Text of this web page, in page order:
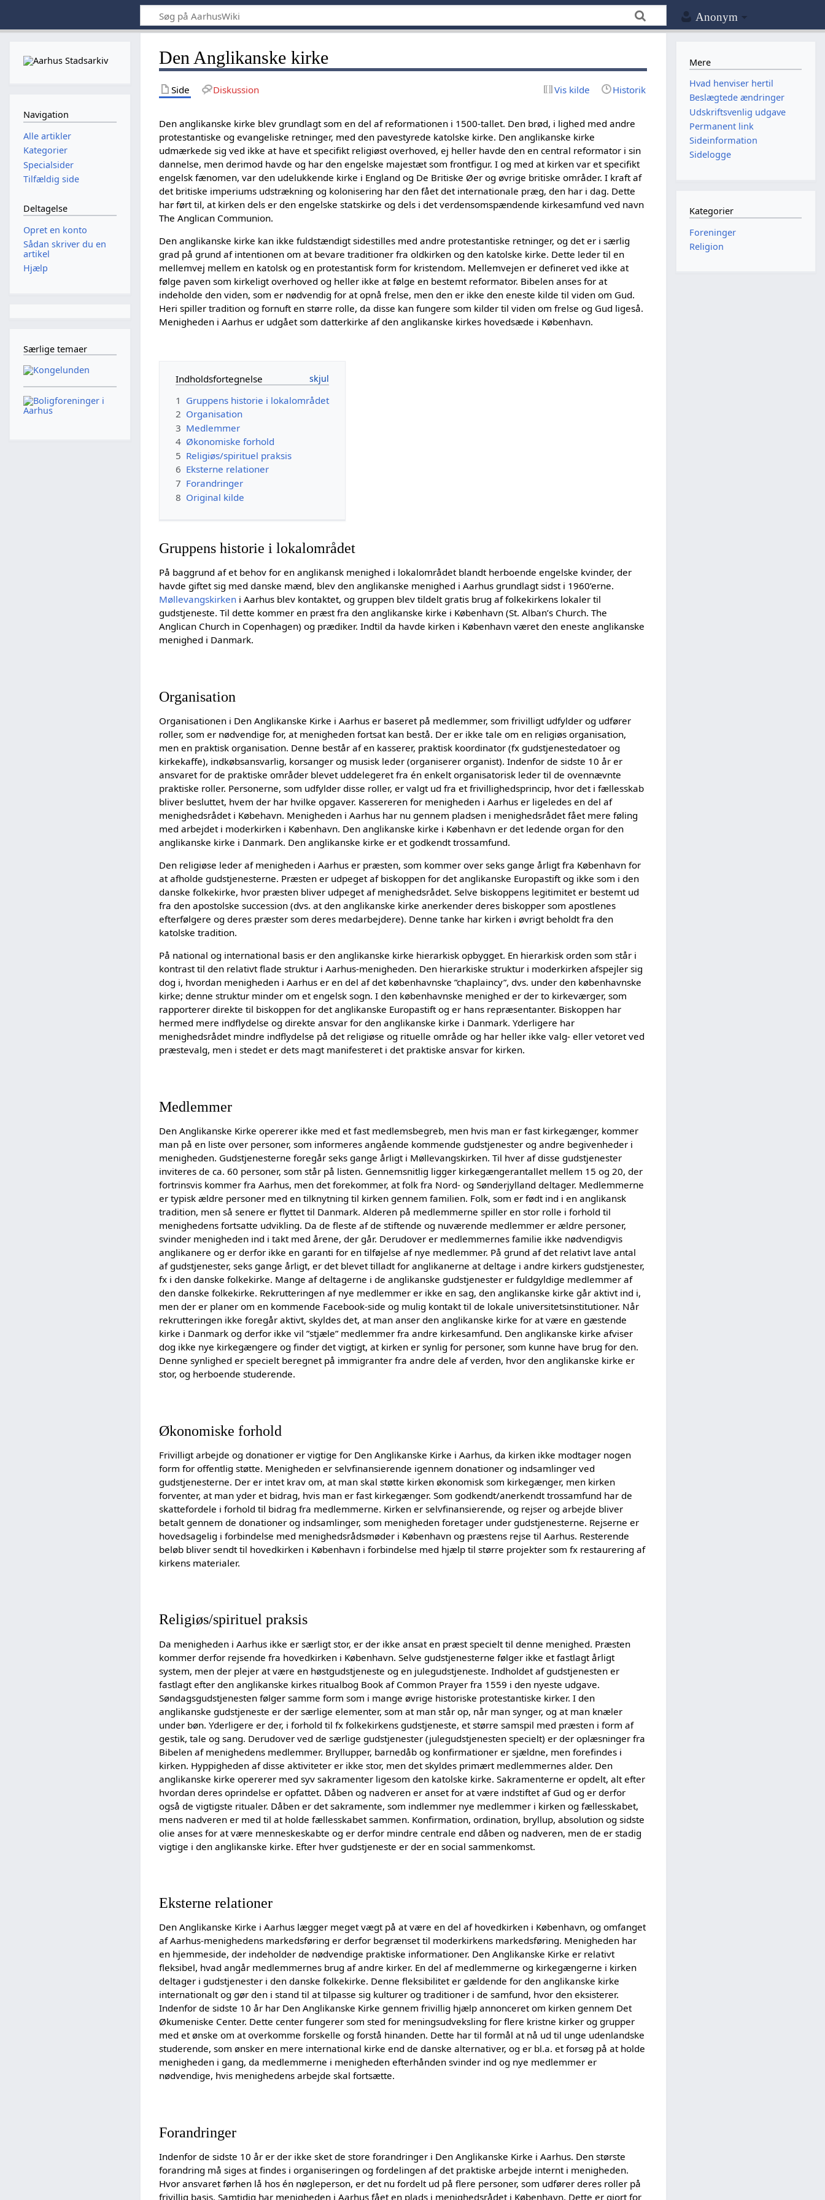
Anonym
Den Anglikanske kirke
Side Diskussion Vis kilde Historik
Den anglikanske kirke blev grundlagt som en del af reformationen i 1500-tallet. Den brød, i lighed med andre
protestantiske og evangeliske retninger, med den pavestyrede katolske kirke. Den anglikanske kirke
udmærkede sig ved ikke at have et specifikt religiøst overhoved, ej heller havde den en central reformator i sin
dannelse, men derimod havde og har den engelske majestæt som frontfigur. I og med at kirken var et specifikt
engelsk fænomen, var den udelukkende kirke i England og De Britiske Øer og øvrige britiske områder. I kraft af
det britiske imperiums udstrækning og kolonisering har den fået det internationale præg, den har i dag. Dette
har ført til, at kirken dels er den engelske statskirke og dels i det verdensomspændende kirkesamfund ved navn
The Anglican Communion.
Den anglikanske kirke kan ikke fuldstændigt sidestilles med andre protestantiske retninger, og det er i særlig
grad på grund af intentionen om at bevare traditioner fra oldkirken og den katolske kirke. Dette leder til en
mellemvej mellem en katolsk og en protestantisk form for kristendom. Mellemvejen er defineret ved ikke at
følge paven som kirkeligt overhoved og heller ikke at følge en bestemt reformator. Bibelen anses for at
indeholde den viden, som er nødvendig for at opnå frelse, men den er ikke den eneste kilde til viden om Gud.
Heri spiller tradition og fornuft en større rolle, da disse kan fungere som kilder til viden om frelse og Gud ligeså.
Menigheden i Aarhus er udgået som datterkirke af den anglikanske kirkes hovedsæde i København.
Indholdsfortegnelse
1 Gruppens historie i lokalområdet
2 Organisation
3 Medlemmer
4 Økonomiske forhold
5 Religiøs/spirituel praksis
6 Eksterne relationer
7 Forandringer
8 Original kilde
Gruppens historie i lokalområdet
På baggrund af et behov for en anglikansk menighed i lokalområdet blandt herboende engelske kvinder, der
havde giftet sig med danske mænd, blev den anglikanske menighed i Aarhus grundlagt sidst i 1960’erne.
Møllevangskirken i Aarhus blev kontaktet, og gruppen blev tildelt gratis brug af folkekirkens lokaler til
gudstjeneste. Til dette kommer en præst fra den anglikanske kirke i København (St. Alban’s Church. The
Anglican Church in Copenhagen) og prædiker. Indtil da havde kirken i København været den eneste anglikanske
menighed i Danmark.
Organisation
Organisationen i Den Anglikanske Kirke i Aarhus er baseret på medlemmer, som frivilligt udfylder og udfører
roller, som er nødvendige for, at menigheden fortsat kan bestå. Der er ikke tale om en religiøs organisation,
men en praktisk organisation. Denne består af en kasserer, praktisk koordinator (fx gudstjenestedatoer og
kirkekaffe), indkøbsansvarlig, korsanger og musisk leder (organiserer organist). Indenfor de sidste 10 år er
ansvaret for de praktiske områder blevet uddelegeret fra én enkelt organisatorisk leder til de ovennævnte
praktiske roller. Personerne, som udfylder disse roller, er valgt ud fra et frivillighedsprincip, hvor det i fællesskab
bliver besluttet, hvem der har hvilke opgaver. Kassereren for menigheden i Aarhus er ligeledes en del af
menighedsrådet i Købehavn. Menigheden i Aarhus har nu gennem pladsen i menighedsrådet fået mere føling
med arbejdet i moderkirken i København. Den anglikanske kirke i København er det ledende organ for den
anglikanske kirke i Danmark. Den anglikanske kirke er et godkendt trossamfund.
Den religiøse leder af menigheden i Aarhus er præsten, som kommer over seks gange årligt fra København for
at afholde gudstjenesterne. Præsten er udpeget af biskoppen for det anglikanske Europastift og ikke som i den
danske folkekirke, hvor præsten bliver udpeget af menighedsrådet. Selve biskoppens legitimitet er bestemt ud
fra den apostolske succession (dvs. at den anglikanske kirke anerkender deres biskopper som apostlenes
efterfølgere og deres præster som deres medarbejdere). Denne tanke har kirken i øvrigt beholdt fra den
katolske tradition.
På national og international basis er den anglikanske kirke hierarkisk opbygget. En hierarkisk orden som står i
kontrast til den relativt flade struktur i Aarhus-menigheden. Den hierarkiske struktur i moderkirken afspejler sig
dog i, hvordan menigheden i Aarhus er en del af det københavnske ”chaplaincy”, dvs. under den københavnske
kirke; denne struktur minder om et engelsk sogn. I den københavnske menighed er der to kirkeværger, som
rapporterer direkte til biskoppen for det anglikanske Europastift og er hans repræsentanter. Biskoppen har
hermed mere indflydelse og direkte ansvar for den anglikanske kirke i Danmark. Yderligere har
menighedsrådet mindre indflydelse på det religiøse og rituelle område og har heller ikke valg- eller vetoret ved
præstevalg, men i stedet er dets magt manifesteret i det praktiske ansvar for kirken.
Medlemmer
Den Anglikanske Kirke opererer ikke med et fast medlemsbegreb, men hvis man er fast kirkegænger, kommer
man på en liste over personer, som informeres angående kommende gudstjenester og andre begivenheder i
menigheden. Gudstjenesterne foregår seks gange årligt i Møllevangskirken. Til hver af disse gudstjenester
inviteres de ca. 60 personer, som står på listen. Gennemsnitlig ligger kirkegængerantallet mellem 15 og 20, der
fortrinsvis kommer fra Aarhus, men det forekommer, at folk fra Nord- og Sønderjylland deltager. Medlemmerne
er typisk ældre personer med en tilknytning til kirken gennem familien. Folk, som er født ind i en anglikansk
tradition, men så senere er flyttet til Danmark. Alderen på medlemmerne spiller en stor rolle i forhold til
menighedens fortsatte udvikling. Da de fleste af de stiftende og nuværende medlemmer er ældre personer,
svinder menigheden ind i takt med årene, der går. Derudover er medlemmernes familie ikke nødvendigvis
anglikanere og er derfor ikke en garanti for en tilføjelse af nye medlemmer. På grund af det relativt lave antal
af gudstjenester, seks gange årligt, er det blevet tilladt for anglikanerne at deltage i andre kirkers gudstjenester,
fx i den danske folkekirke. Mange af deltagerne i de anglikanske gudstjenester er fuldgyldige medlemmer af
den danske folkekirke. Rekrutteringen af nye medlemmer er ikke en sag, den anglikanske kirke går aktivt ind i,
men der er planer om en kommende Facebook-side og mulig kontakt til de lokale universitetsinstitutioner. Når
rekrutteringen ikke foregår aktivt, skyldes det, at man anser den anglikanske kirke for at være en gæstende
kirke i Danmark og derfor ikke vil ”stjæle” medlemmer fra andre kirkesamfund. Den anglikanske kirke afviser
dog ikke nye kirkegængere og finder det vigtigt, at kirken er synlig for personer, som kunne have brug for den.
Denne synlighed er specielt beregnet på immigranter fra andre dele af verden, hvor den anglikanske kirke er
stor, og herboende studerende.
Økonomiske forhold
Frivilligt arbejde og donationer er vigtige for Den Anglikanske Kirke i Aarhus, da kirken ikke modtager nogen
form for offentlig støtte. Menigheden er selvfinansierende igennem donationer og indsamlinger ved
gudstjenesterne. Der er intet krav om, at man skal støtte kirken økonomisk som kirkegænger, men kirken
forventer, at man yder et bidrag, hvis man er fast kirkegænger. Som godkendt/anerkendt trossamfund har de
skattefordele i forhold til bidrag fra medlemmerne. Kirken er selvfinansierende, og rejser og arbejde bliver
betalt gennem de donationer og indsamlinger, som menigheden foretager under gudstjenesterne. Rejserne er
hovedsagelig i forbindelse med menighedsrådsmøder i København og præstens rejse til Aarhus. Resterende
beløb bliver sendt til hovedkirken i København i forbindelse med hjælp til større projekter som fx restaurering af
kirkens materialer.
Religiøs/spirituel praksis
Da menigheden i Aarhus ikke er særligt stor, er der ikke ansat en præst specielt til denne menighed. Præsten
kommer derfor rejsende fra hovedkirken i København. Selve gudstjenesterne følger ikke et fastlagt årligt
system, men der plejer at være en høstgudstjeneste og en julegudstjeneste. Indholdet af gudstjenesten er
fastlagt efter den anglikanske kirkes ritualbog Book af Common Prayer fra 1559 i den nyeste udgave.
Søndagsgudstjenesten følger samme form som i mange øvrige historiske protestantiske kirker. I den
anglikanske gudstjeneste er der særlige elementer, som at man står op, når man synger, og at man knæler
under bøn. Yderligere er der, i forhold til fx folkekirkens gudstjeneste, et større samspil med præsten i form af
gestik, tale og sang. Derudover ved de særlige gudstjenester (julegudstjenesten specielt) er der oplæsninger fra
Bibelen af menighedens medlemmer. Bryllupper, barnedåb og konfirmationer er sjældne, men forefindes i
kirken. Hyppigheden af disse aktiviteter er ikke stor, men det skyldes primært medlemmernes alder. Den
anglikanske kirke opererer med syv sakramenter ligesom den katolske kirke. Sakramenterne er opdelt, alt efter
hvordan deres oprindelse er opfattet. Dåben og nadveren er anset for at være indstiftet af Gud og er derfor
også de vigtigste ritualer. Dåben er det sakramente, som indlemmer nye medlemmer i kirken og fællesskabet,
mens nadveren er med til at holde fællesskabet sammen. Konfirmation, ordination, bryllup, absolution og sidste
olie anses for at være menneskeskabte og er derfor mindre centrale end dåben og nadveren, men de er stadig
vigtige i den anglikanske kirke. Efter hver gudstjeneste er der en social sammenkomst.
Eksterne relationer
Den Anglikanske Kirke i Aarhus lægger meget vægt på at være en del af hovedkirken i København, og omfanget
af Aarhus-menighedens markedsføring er derfor begrænset til moderkirkens markedsføring. Menigheden har
en hjemmeside, der indeholder de nødvendige praktiske informationer. Den Anglikanske Kirke er relativt
fleksibel, hvad angår medlemmernes brug af andre kirker. En del af medlemmerne og kirkegængerne i kirken
deltager i gudstjenester i den danske folkekirke. Denne fleksibilitet er gældende for den anglikanske kirke
internationalt og gør den i stand til at tilpasse sig kulturer og traditioner i de samfund, hvor den eksisterer.
Indenfor de sidste 10 år har Den Anglikanske Kirke gennem frivillig hjælp annonceret om kirken gennem Det
Økumeniske Center. Dette center fungerer som sted for meningsudveksling for flere kristne kirker og grupper
med et ønske om at overkomme forskelle og forstå hinanden. Dette har til formål at nå ud til unge udenlandske
studerende, som ønsker en mere international kirke end de danske alternativer, og er bl.a. et forsøg på at holde
menigheden i gang, da medlemmerne i menigheden efterhånden svinder ind og nye medlemmer er
nødvendige, hvis menighedens arbejde skal fortsætte.
Forandringer
Indenfor de sidste 10 år er der ikke sket de store forandringer i Den Anglikanske Kirke i Aarhus. Den største
forandring må siges at findes i organiseringen og fordelingen af det praktiske arbejde internt i menigheden.
Hvor ansvaret førhen lå hos én nøgleperson, er det nu fordelt ud på flere personer, som udfører deres roller på
frivillig basis. Samtidig har menigheden i Aarhus fået en plads i menighedsrådet i København. Dette er gjort for
Navigation
Alle artikler
Kategorier
Specialsider
Tilfældig side
Deltagelse
Opret en konto
Sådan skriver du en
artikel
Hjælp
Særlige temaer
Mere
Hvad henviser hertil
Beslægtede ændringer
Udskriftsvenlig udgave
Permanent link
Sideinformation
Sidelogge
Kategorier
Foreninger
Religion